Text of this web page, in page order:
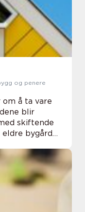
å ta vare
blir
skiftende
bygårder,